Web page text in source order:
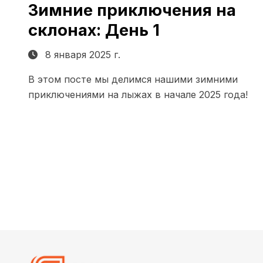
Зимние приключения на
склонах: День 1
8 января 2025 г.
В этом посте мы делимся нашими зимними
приключениями на лыжах в начале 2025 года!